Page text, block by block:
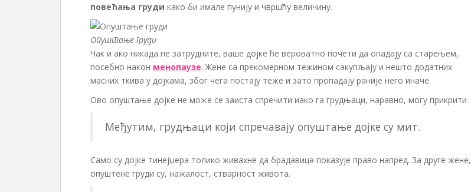
повећања груди како би имале пунију и чвршћу величину.
Опуштање груди
Чак и ако никада не затрудните, ваше дојке ће вероватно почети да опадају са старењем,
посебно након менопаузе. Жене са прекомерном тежином сакупљају и нешто додатних
масних ткива у дојкама, због чега постају теже и зато пропадају раније него иначе.
Ово опуштање дојке не може се заиста спречити иако га грудњаци, наравно, могу прикрити.
Међутим, грудњаци који спречавају опуштање дојке су мит.
Само су дојке тинејџера толико живахне да брадавица показује право напред. За друге жене,
опуштене груди су, нажалост, стварност живота.